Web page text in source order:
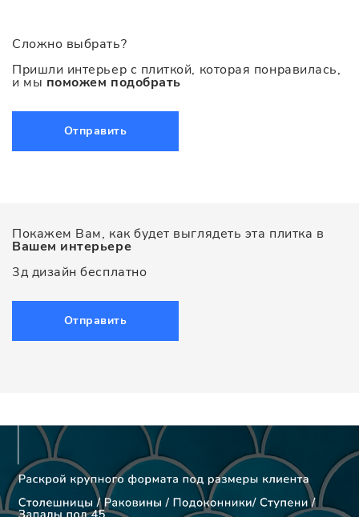
Сложно выбрать?
Пришли интерьер с плиткой, которая понравилась,
и мы поможем подобрать
Отправить
Покажем Вам, как будет выглядеть эта плитка в
Вашем интерьере
3д дизайн бесплатно
Отправить